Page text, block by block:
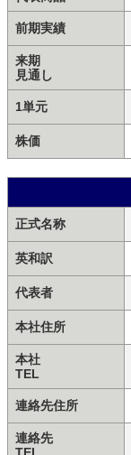
前期実績
来期
見通し
1単元
株価
正式名称
英和訳
代表者
本社住所
本社
TEL
連絡先住所
連絡先